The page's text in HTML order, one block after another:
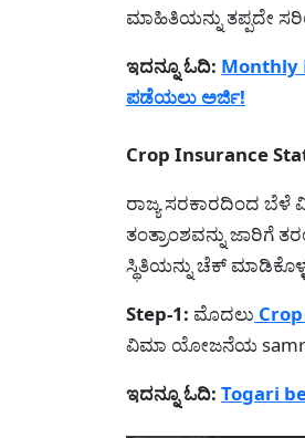
ಮಾಹಿತಿಯನ್ನು ತಪ್ಪದೇ
ಇದನ್ನೂ ಓದಿ: Monthly
ಪಡೆಯಲು ಅರ್ಜಿ!
Crop Insurance
ರಾಜ್ಯ ಸರಕಾರದಿಂದ
ತಂತ್ರಾಂಶವನ್ನು ಜಾರಿಗೆ
ಸ್ಥಿತಿಯನ್ನು ಚೆಕ್
Step-1: ಮೊದಲು
ವಿಮಾ ಯೋಜನೆಯ
ಇದನ್ನೂ ಓದಿ: Togari